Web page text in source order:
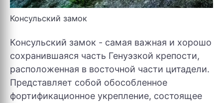
Консульский замок
Консульский замок - самая важная и хорошо
сохранившаяся часть Генуэзкой крепости,
расположенная в восточной части цитадели.
Представляет собой обособленное
фортификационное укрепление, состоящее